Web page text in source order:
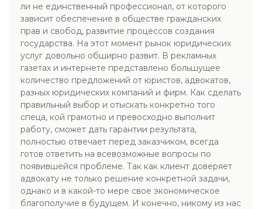
ли не единственный профессионал, от которого
зависит обеспечение в обществе гражданских
прав и свобод, развитие процессов создания
государства. На этот момент рынок юридических
услуг довольно обширно развит. В рекламных
газетах и интернете представлено большущее
количество предложений от юристов, адвокатов,
разных юридических компаний и фирм. Как сделать
правильный выбор и отыскать конкретно того
спеца, кой грамотно и превосходно выполнит
работу, сможет дать гарантии результата,
полностью отвечает перед заказчиком, всегда
готов ответить на всевозможные вопросы по
появившейся проблеме. Так как клиент доверяет
адвокату не только решение конкретной задачи,
однако и в какой-то мере свое экономическое
благополучие в будущем. И конечно, никому из нас